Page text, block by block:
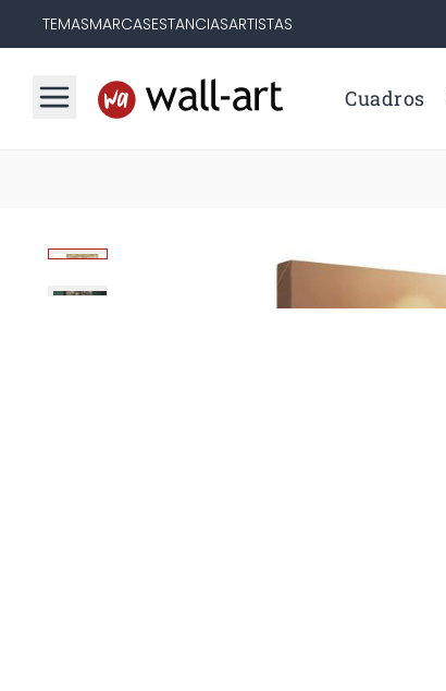
TEMASMARCASESTANCIASARTISTAS
Cuadros